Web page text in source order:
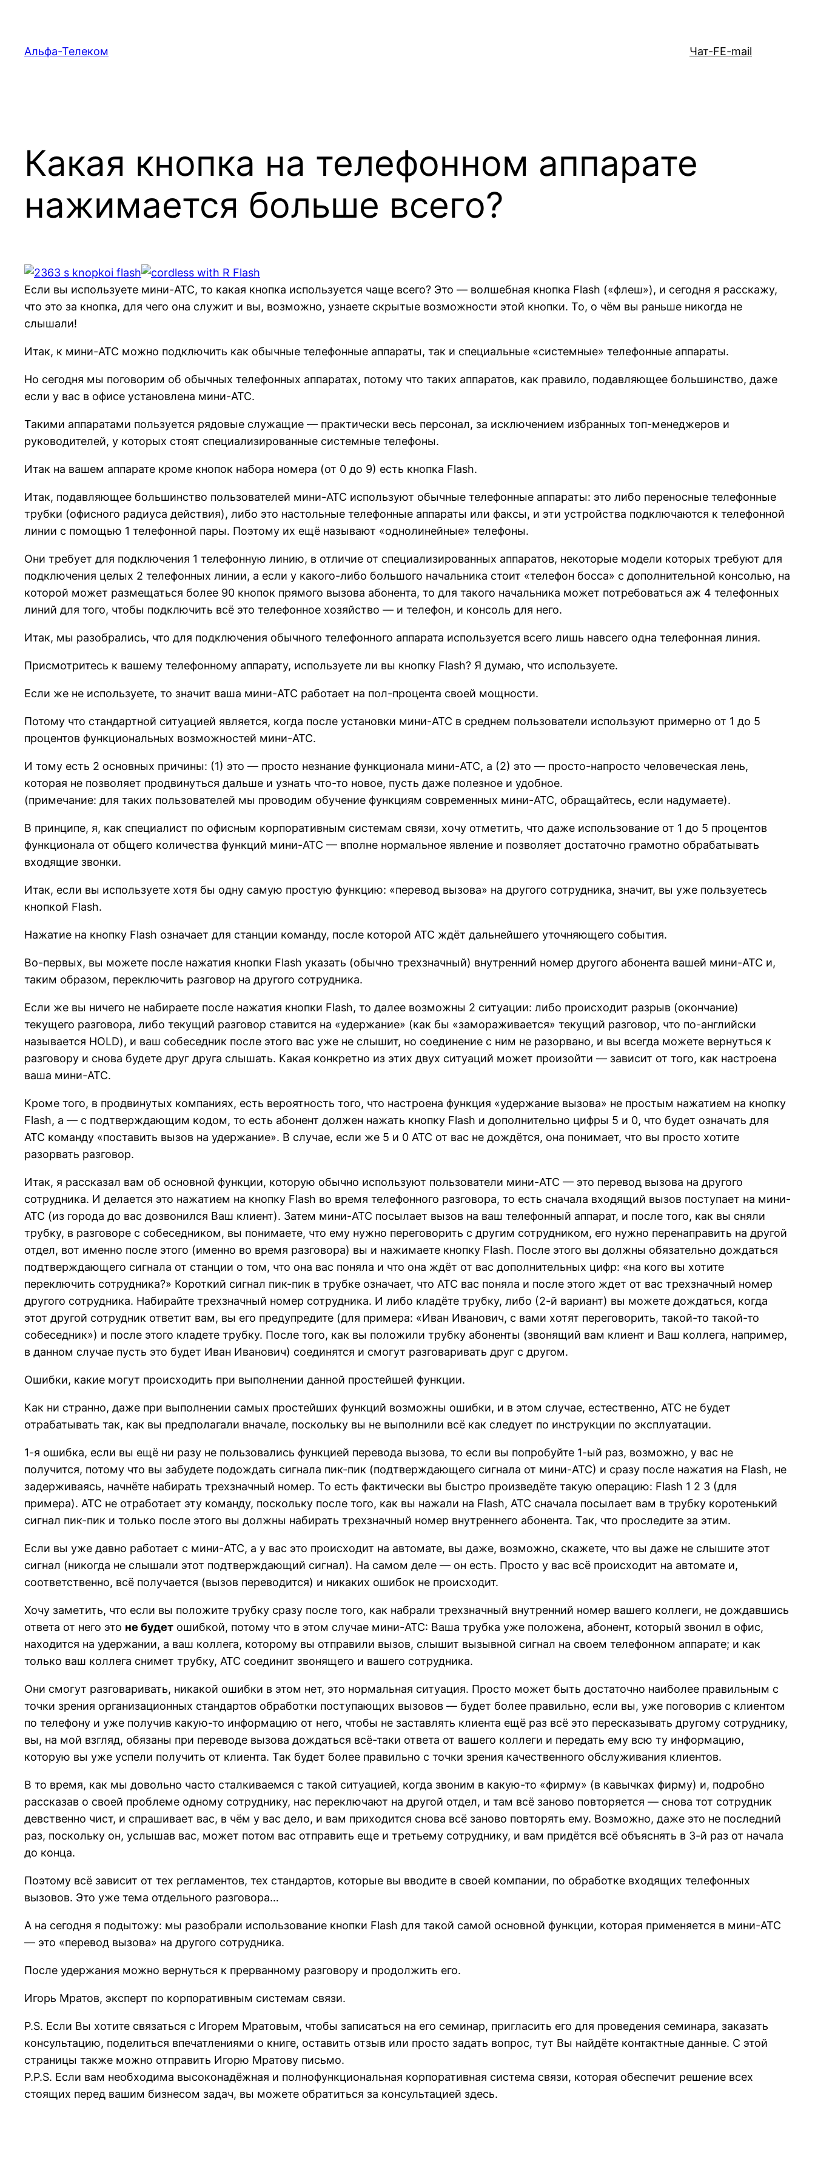
содержимому
Альфа-Телеком Чат-FE-mail
Какая кнопка на телефонном аппарате
нажимается больше всего?
Если вы используете мини-АТС, то какая кнопка используется чаще всего? Это — волшебная кнопка Flash («флеш»), и сегодня я расскажу,
что это за кнопка, для чего она служит и вы, возможно, узнаете скрытые возможности этой кнопки. То, о чём вы раньше никогда не
слышали!
Итак, к мини-АТС можно подключить как обычные телефонные аппараты, так и специальные «системные» телефонные аппараты.
Но сегодня мы поговорим об обычных телефонных аппаратах, потому что таких аппаратов, как правило, подавляющее большинство, даже
если у вас в офисе установлена мини-АТС.
Такими аппаратами пользуется рядовые служащие — практически весь персонал, за исключением избранных топ-менеджеров и
руководителей, у которых стоят специализированные системные телефоны.
Итак на вашем аппарате кроме кнопок набора номера (от 0 до 9) есть кнопка Flash.
Итак, подавляющее большинство пользователей мини-АТС используют обычные телефонные аппараты: это либо переносные телефонные
трубки (офисного радиуса действия), либо это настольные телефонные аппараты или факсы, и эти устройства подключаются к телефонной
линии с помощью 1 телефонной пары. Поэтому их ещё называют «однолинейные» телефоны.
Они требует для подключения 1 телефонную линию, в отличие от специализированных аппаратов, некоторые модели которых требуют для
подключения целых 2 телефонных линии, а если у какого-либо большого начальника стоит «телефон босса» с дополнительной консолью, на
которой может размещаться более 90 кнопок прямого вызова абонента, то для такого начальника может потребоваться аж 4 телефонных
линий для того, чтобы подключить всё это телефонное хозяйство — и телефон, и консоль для него.
Итак, мы разобрались, что для подключения обычного телефонного аппарата используется всего лишь навсего одна телефонная линия.
Присмотритесь к вашему телефонному аппарату, используете ли вы кнопку Flash? Я думаю, что используете.
Если же не используете, то значит ваша мини-АТС работает на пол-процента своей мощности.
Потому что стандартной ситуацией является, когда после установки мини-АТС в среднем пользователи используют примерно от 1 до 5
процентов функциональных возможностей мини-АТС.
И тому есть 2 основных причины: (1) это — просто незнание функционала мини-АТС, а (2) это — просто-напросто человеческая лень,
которая не позволяет продвинуться дальше и узнать что-то новое, пусть даже полезное и удобное.
(примечание: для таких пользователей мы проводим обучение функциям современных мини-АТС, обращайтесь, если надумаете).
В принципе, я, как специалист по офисным корпоративным системам связи, хочу отметить, что даже использование от 1 до 5 процентов
функционала от общего количества функций мини-АТС — вполне нормальное явление и позволяет достаточно грамотно обрабатывать
входящие звонки.
Итак, если вы используете хотя бы одну самую простую функцию: «перевод вызова» на другого сотрудника, значит, вы уже пользуетесь
кнопкой Flash.
Нажатие на кнопку Flash означает для станции команду, после которой АТС ждёт дальнейшего уточняющего события.
Во-первых, вы можете после нажатия кнопки Flash указать (обычно трехзначный) внутренний номер другого абонента вашей мини-АТС и,
таким образом, переключить разговор на другого сотрудника.
Если же вы ничего не набираете после нажатия кнопки Flash, то далее возможны 2 ситуации: либо происходит разрыв (окончание)
текущего разговора, либо текущий разговор ставится на «удержание» (как бы «замораживается» текущий разговор, что по-английски
называется HOLD), и ваш собеседник после этого вас уже не слышит, но соединение с ним не разорвано, и вы всегда можете вернуться к
разговору и снова будете друг друга слышать. Какая конкретно из этих двух ситуаций может произойти — зависит от того, как настроена
ваша мини-АТС.
Кроме того, в продвинутых компаниях, есть вероятность того, что настроена функция «удержание вызова» не простым нажатием на кнопку
Flash, а — с подтверждающим кодом, то есть абонент должен нажать кнопку Flash и дополнительно цифры 5 и 0, что будет означать для
АТС команду «поставить вызов на удержание». В случае, если же 5 и 0 АТС от вас не дождётся, она понимает, что вы просто хотите
разорвать разговор.
Итак, я рассказал вам об основной функции, которую обычно используют пользователи мини-АТС — это перевод вызова на другого
сотрудника. И делается это нажатием на кнопку Flash во время телефонного разговора, то есть сначала входящий вызов поступает на мини-
АТС (из города до вас дозвонился Ваш клиент). Затем мини-АТС посылает вызов на ваш телефонный аппарат, и после того, как вы сняли
трубку, в разговоре с собеседником, вы понимаете, что ему нужно переговорить с другим сотрудником, его нужно перенаправить на другой
отдел, вот именно после этого (именно во время разговора) вы и нажимаете кнопку Flash. После этого вы должны обязательно дождаться
подтверждающего сигнала от станции о том, что она вас поняла и что она ждёт от вас дополнительных цифр: «на кого вы хотите
переключить сотрудника?» Короткий сигнал пик-пик в трубке означает, что АТС вас поняла и после этого ждет от вас трехзначный номер
другого сотрудника. Набирайте трехзначный номер сотрудника. И либо кладёте трубку, либо (2-й вариант) вы можете дождаться, когда
этот другой сотрудник ответит вам, вы его предупредите (для примера: «Иван Иванович, с вами хотят переговорить, такой-то такой-то
собеседник») и после этого кладете трубку. После того, как вы положили трубку абоненты (звонящий вам клиент и Ваш коллега, например,
в данном случае пусть это будет Иван Иванович) соединятся и смогут разговаривать друг с другом.
Ошибки, какие могут происходить при выполнении данной простейшей функции.
Как ни странно, даже при выполнении самых простейших функций возможны ошибки, и в этом случае, естественно, АТС не будет
отрабатывать так, как вы предполагали вначале, поскольку вы не выполнили всё как следует по инструкции по эксплуатации.
1-я ошибка, если вы ещё ни разу не пользовались функцией перевода вызова, то если вы попробуйте 1-ый раз, возможно, у вас не
получится, потому что вы забудете подождать сигнала пик-пик (подтверждающего сигнала от мини-АТС) и сразу после нажатия на Flash, не
задерживаясь, начнёте набирать трехзначный номер. То есть фактически вы быстро произведёте такую операцию: Flash 1 2 3 (для
примера). АТС не отработает эту команду, поскольку после того, как вы нажали на Flash, АТС сначала посылает вам в трубку коротенький
сигнал пик-пик и только после этого вы должны набирать трехзначный номер внутреннего абонента. Так, что проследите за этим.
Если вы уже давно работает с мини-АТС, а у вас это происходит на автомате, вы даже, возможно, скажете, что вы даже не слышите этот
сигнал (никогда не слышали этот подтверждающий сигнал). На самом деле — он есть. Просто у вас всё происходит на автомате и,
соответственно, всё получается (вызов переводится) и никаких ошибок не происходит.
Хочу заметить, что если вы положите трубку сразу после того, как набрали трехзначный внутренний номер вашего коллеги, не дождавшись
ответа от него это не будет ошибкой, потому что в этом случае мини-АТС: Ваша трубка уже положена, абонент, который звонил в офис,
находится на удержании, а ваш коллега, которому вы отправили вызов, слышит вызывной сигнал на своем телефонном аппарате; и как
только ваш коллега снимет трубку, АТС соединит звонящего и вашего сотрудника.
Они смогут разговаривать, никакой ошибки в этом нет, это нормальная ситуация. Просто может быть достаточно наиболее правильным с
точки зрения организационных стандартов обработки поступающих вызовов — будет более правильно, если вы, уже поговорив с клиентом
по телефону и уже получив какую-то информацию от него, чтобы не заставлять клиента ещё раз всё это пересказывать другому сотруднику,
вы, на мой взгляд, обязаны при переводе вызова дождаться всё-таки ответа от вашего коллеги и передать ему всю ту информацию,
которую вы уже успели получить от клиента. Так будет более правильно с точки зрения качественного обслуживания клиентов.
В то время, как мы довольно часто сталкиваемся с такой ситуацией, когда звоним в какую-то «фирму» (в кавычках фирму) и, подробно
рассказав о своей проблеме одному сотруднику, нас переключают на другой отдел, и там всё заново повторяется — снова тот сотрудник
девственно чист, и спрашивает вас, в чём у вас дело, и вам приходится снова всё заново повторять ему. Возможно, даже это не последний
раз, поскольку он, услышав вас, может потом вас отправить еще и третьему сотруднику, и вам придётся всё объяснять в 3-й раз от начала
до конца.
Поэтому всё зависит от тех регламентов, тех стандартов, которые вы вводите в своей компании, по обработке входящих телефонных
вызовов. Это уже тема отдельного разговора…
А на сегодня я подытожу: мы разобрали использование кнопки Flash для такой самой основной функции, которая применяется в мини-АТС
— это «перевод вызова» на другого сотрудника.
После удержания можно вернуться к прерванному разговору и продолжить его.
Игорь Мратов, эксперт по корпоративным системам связи.
P.S. Если Вы хотите связаться с Игорем Мратовым, чтобы записаться на его семинар, пригласить его для проведения семинара, заказать
консультацию, поделиться впечатлениями о книге, оставить отзыв или просто задать вопрос, тут Вы найдёте контактные данные. С этой
страницы также можно отправить Игорю Мратову письмо.
P.P.S. Если вам необходима высоконадёжная и полнофункциональная корпоративная система связи, которая обеспечит решение всех
стоящих перед вашим бизнесом задач, вы можете обратиться за консультацией здесь.